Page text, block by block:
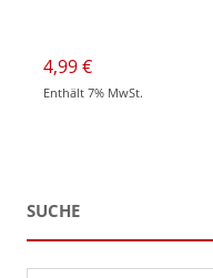
4,99€
Enthält 7% MwSt.
SUCHE